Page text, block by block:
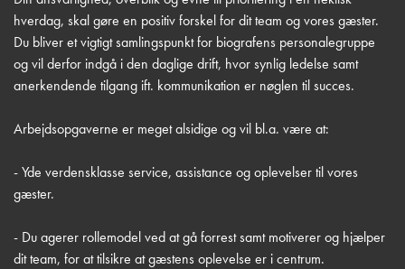
hverdag, skal gøre en positiv forskel for dit team og vores gæster.
Du bliver et vigtigt samlingspunkt for biografens personalegruppe
og vil derfor indgå i den daglige drift, hvor synlig ledelse samt
anerkendende tilgang ift. kommunikation er nøglen til succes.
Arbejdsopgaverne er meget alsidige og vil bl.a. være at:
- Yde verdensklasse service, assistance og oplevelser til vores
gæster.
- Du agerer rollemodel ved at gå forrest samt motiverer og hjælper
dit team, for at tilsikre at gæstens oplevelse er i centrum.